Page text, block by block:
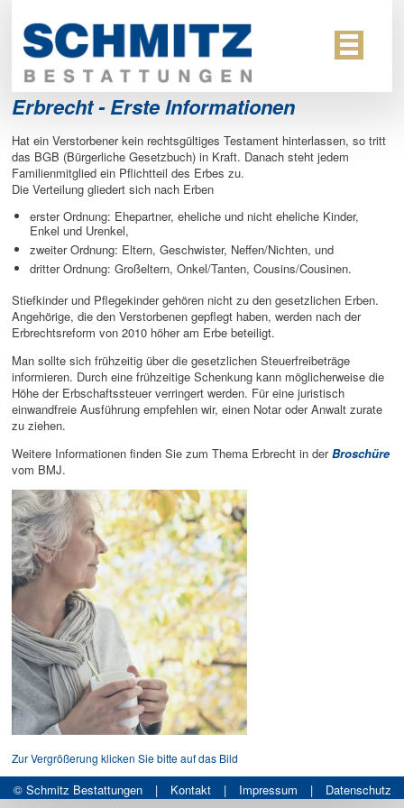
Erbrecht - Erste Informationen
Hat ein Verstorbener kein rechtsgültiges Testament hinterlassen, so tritt
das BGB (Bürgerliche Gesetzbuch) in Kraft. Danach steht jedem
Familienmitglied ein Pflichtteil des Erbes zu.
Die Verteilung gliedert sich nach Erben
erster Ordnung: Ehepartner, eheliche und nicht eheliche Kinder,
Enkel und Urenkel,
zweiter Ordnung: Eltern, Geschwister, Neffen/Nichten, und
dritter Ordnung: Großeltern, Onkel/Tanten, Cousins/Cousinen.
Stiefkinder und Pflegekinder gehören nicht zu den gesetzlichen Erben.
Angehörige, die den Verstorbenen gepflegt haben, werden nach der
Erbrechtsreform von 2010 höher am Erbe beteiligt.
Man sollte sich frühzeitig über die gesetzlichen Steuerfreibeträge
informieren. Durch eine frühzeitige Schenkung kann möglicherweise die
Höhe der Erbschaftssteuer verringert werden. Für eine juristisch
einwandfreie Ausführung empfehlen wir, einen Notar oder Anwalt zurate
zu ziehen.
Weitere Informationen finden Sie zum Thema Erbrecht in derBroschüre
vom BMJ.
Zur Vergrößerung klicken Sie bitte auf das Bild
© Schmitz Bestattungen | Kontakt | Impressum | Datenschutz